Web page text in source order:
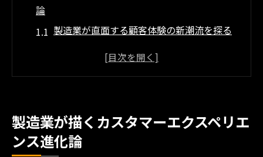
論
製造業が直面する顧客体験の新潮流を探る
製造業におけるカスタマーエクスペリエン
ス変革の理由
製造業のCX向上がもたらす企業価値向上
製造業で注目されるカスタマー エクスペリ
製造業が描くカスタマーエクスペリエ
ンス進化論